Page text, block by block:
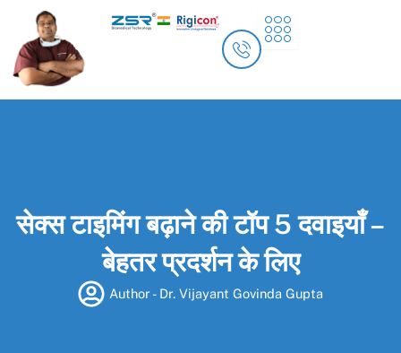
content
सेक्स टाइमिंग बढ़ाने की टॉप 5 दवाइयाँ –
बेहतर प्रदर्शन के लिए
Author - Dr. Vijayant Govinda Gupta